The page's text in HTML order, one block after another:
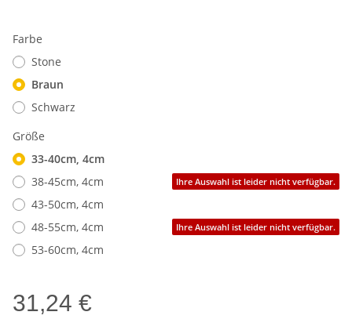
Farbe
Stone
Braun
Schwarz
Größe
33-40cm, 4cm
38-45cm, 4cm
Ihre Auswahl ist leider nicht verfügbar.
43-50cm, 4cm
48-55cm, 4cm
Ihre Auswahl ist leider nicht verfügbar.
53-60cm, 4cm
31,24 €